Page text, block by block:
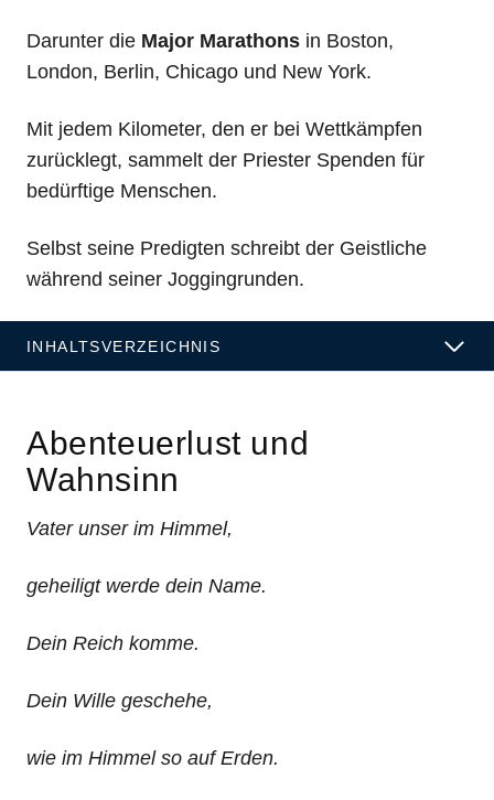
Darunter die Major Marathons in Boston,
London, Berlin, Chicago und New York.
Mit jedem Kilometer, den er bei Wettkämpfen
zurücklegt, sammelt der Priester Spenden für
bedürftige Menschen.
Selbst seine Predigten schreibt der Geistliche
während seiner Joggingrunden.
INHALTSVERZEICHNIS
Abenteuerlust und
Wahnsinn
Vater unser im Himmel,
geheiligt werde dein Name.
Dein Reich komme.
Dein Wille geschehe,
wie im Himmel so auf Erden.